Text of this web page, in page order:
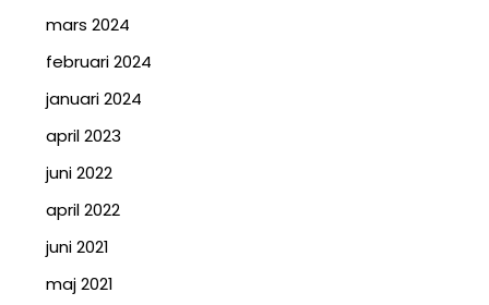
mars 2024
februari 2024
januari 2024
april 2023
juni 2022
april 2022
juni 2021
maj 2021